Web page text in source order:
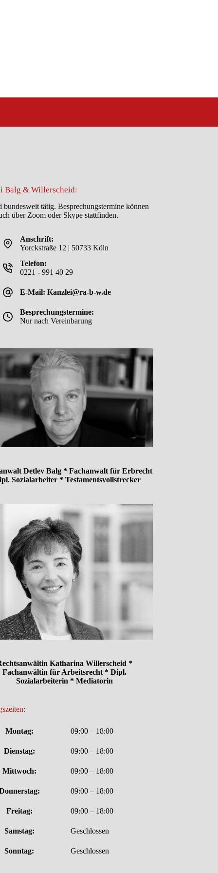
Balg & Willerscheid:
bundesweit tätig. Besprechungstermine können
über Zoom oder Skype stattfinden.
Anschrift:
Yorckstraße 12 | 50733 Köln
Telefon:
0221 - 991 40 29
E-Mail: Kanzlei@ra-b-w.de
Besprechungstermine:
Nur nach Vereinbarung
Detlev Balg * Fachanwalt für Erbrecht
Sozialarbeiter * Testamentsvollstrecker
Katharina Willerscheid *
Fachanwältin für Arbeitsrecht * Dipl.
Sozialarbeiterin * Mediatorin
Montag: 09:00 – 18:00
Dienstag: 09:00 – 18:00
Mittwoch: 09:00 – 18:00
09:00 – 18:00
Freitag: 09:00 – 18:00
Samstag: Geschlossen
Sonntag: Geschlossen